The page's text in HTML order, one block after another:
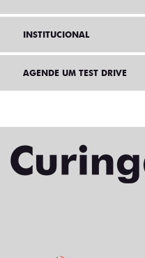
INSTITUCIONAL
AGENDE UM TEST DRIVE